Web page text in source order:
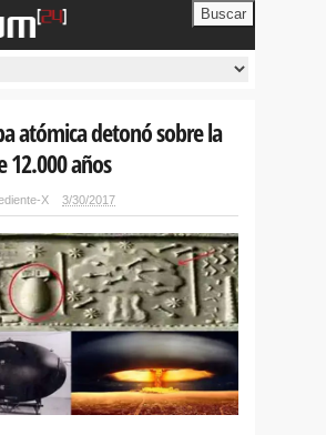
Buscar
atómica detonó sobre la
12.000 años
X 3/30/2017